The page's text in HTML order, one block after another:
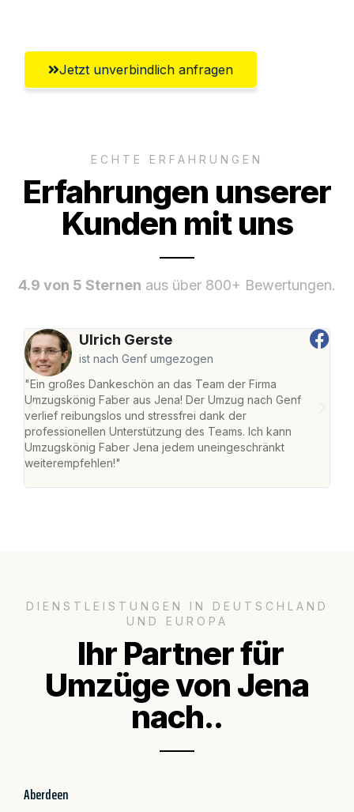
Jetzt unverbindlich anfragen
ECHTE ERFAHRUNGEN
Erfahrungen unserer
Kunden mit uns
4.9 von 5 Sternen aus über 800+ Bewertungen.
Ulrich Gerste
ist nach Genf umgezogen
"Ein großes Dankeschön an das Team der Firma
Umzugskönig Faber aus Jena! Der Umzug nach Genf
verlief reibungslos und stressfrei dank der
professionellen Unterstützung des Teams. Ich kann
Umzugskönig Faber Jena jedem uneingeschränkt
weiterempfehlen!"
DIENSTLEISTUNGEN IN DEUTSCHLAND
UND EUROPA
Ihr Partner für
Umzüge von Jena
nach..
Aberdeen